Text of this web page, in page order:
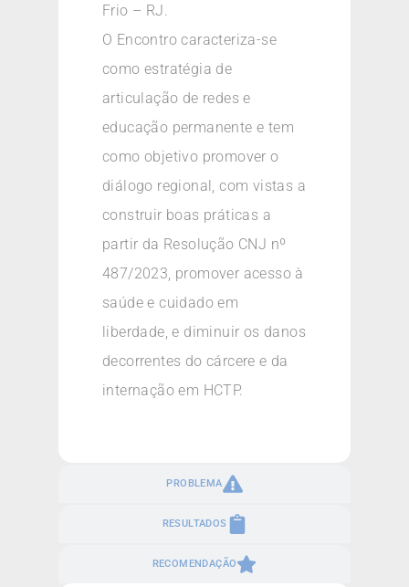
PROBLEMA
RESULTADOS
RECOMENDAÇÃO
Frio – RJ.
O Encontro caracteriza-se
como estratégia de
articulação de redes e
educação permanente e tem
como objetivo promover o
diálogo regional, com vistas a
construir boas práticas a
partir da Resolução CNJ nº
487/2023, promover acesso à
saúde e cuidado em
liberdade, e diminuir os danos
decorrentes do cárcere e da
internação em HCTP.